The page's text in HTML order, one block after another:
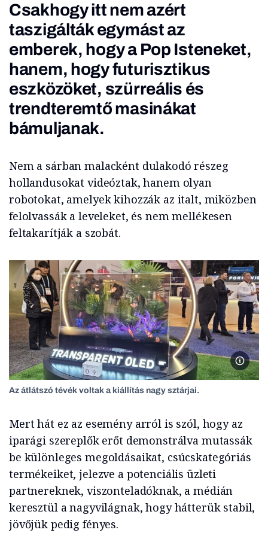
Csakhogy itt nem azért
taszigálták egymást az
emberek, hogy a Pop Isteneket,
hanem, hogy futurisztikus
eszközöket, szürreális és
trendteremtő masinákat
bámuljanak.
Nem a sárban malacként dulakodó részeg
hollandusokat videóztak, hanem olyan
robotokat, amelyek kihozzák az italt, miközben
felolvassák a leveleket, és nem mellékesen
feltakarítják a szobát.
Az
Az átlátszó tévék voltak a kiállítás nagy sztárjai.
Mert hát ez az esemény arról is szól, hogy az
iparági szereplők erőt demonstrálva mutassák
be különleges megoldásaikat, csúcskategóriás
termékeiket, jelezve a potenciális üzleti
partnereknek, viszonteladóknak, a médián
keresztül a nagyvilágnak, hogy hátterük stabil,
jövőjük pedig fényes.